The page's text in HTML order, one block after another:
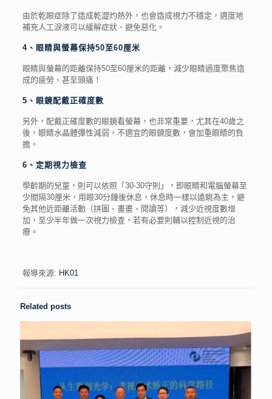
由於乾眼症除了造成乾澀灼熱外，也會造成視力不穩定，適度地
補充人工淚液可以緩解症狀、避免惡化。
4、眼睛與螢幕保持50至60厘米
眼睛與螢幕的距離保持50至60厘米的距離，減少眼睛過度聚焦造
成的疲勞、甚至頭痛！
5、眼鏡配戴正確度數
另外，配戴正確度數的眼鏡看螢幕，也非常重要，尤其在40歲之
後，眼睛水晶體彈性減弱，不適宜的眼鏡度數，會加重眼睛的負
擔。
6、定期視力檢查
學齡期的兒童，則可以依照「30-30守則」，即眼睛和電腦螢幕至
少間隔30厘米，用眼30分鐘後休息，休息時一樣以遠眺為主，避
免其他近距離活動（拼圖、畫畫、閱讀等），減少近視度數增
加，至少半年做一次視力檢查，若有必要則輔以控制近視的治
療。
報導來源: HK01
Related posts